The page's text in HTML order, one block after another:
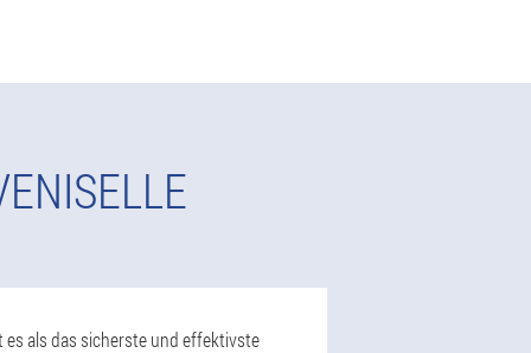
es als das sicherste und effektivste